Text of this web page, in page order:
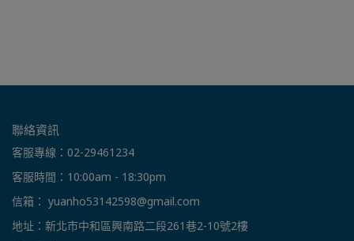
聯絡資訊
客服專線：02-29461234
客服時間：10:00am - 18:30pm
信箱： yuanho53142598@gmail.com
地址：新北市中和區興南路二段261巷2-10號2樓